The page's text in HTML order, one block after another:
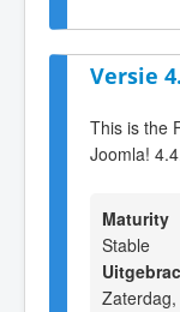
Versie
This is the
Joomla!
Maturity
Stable